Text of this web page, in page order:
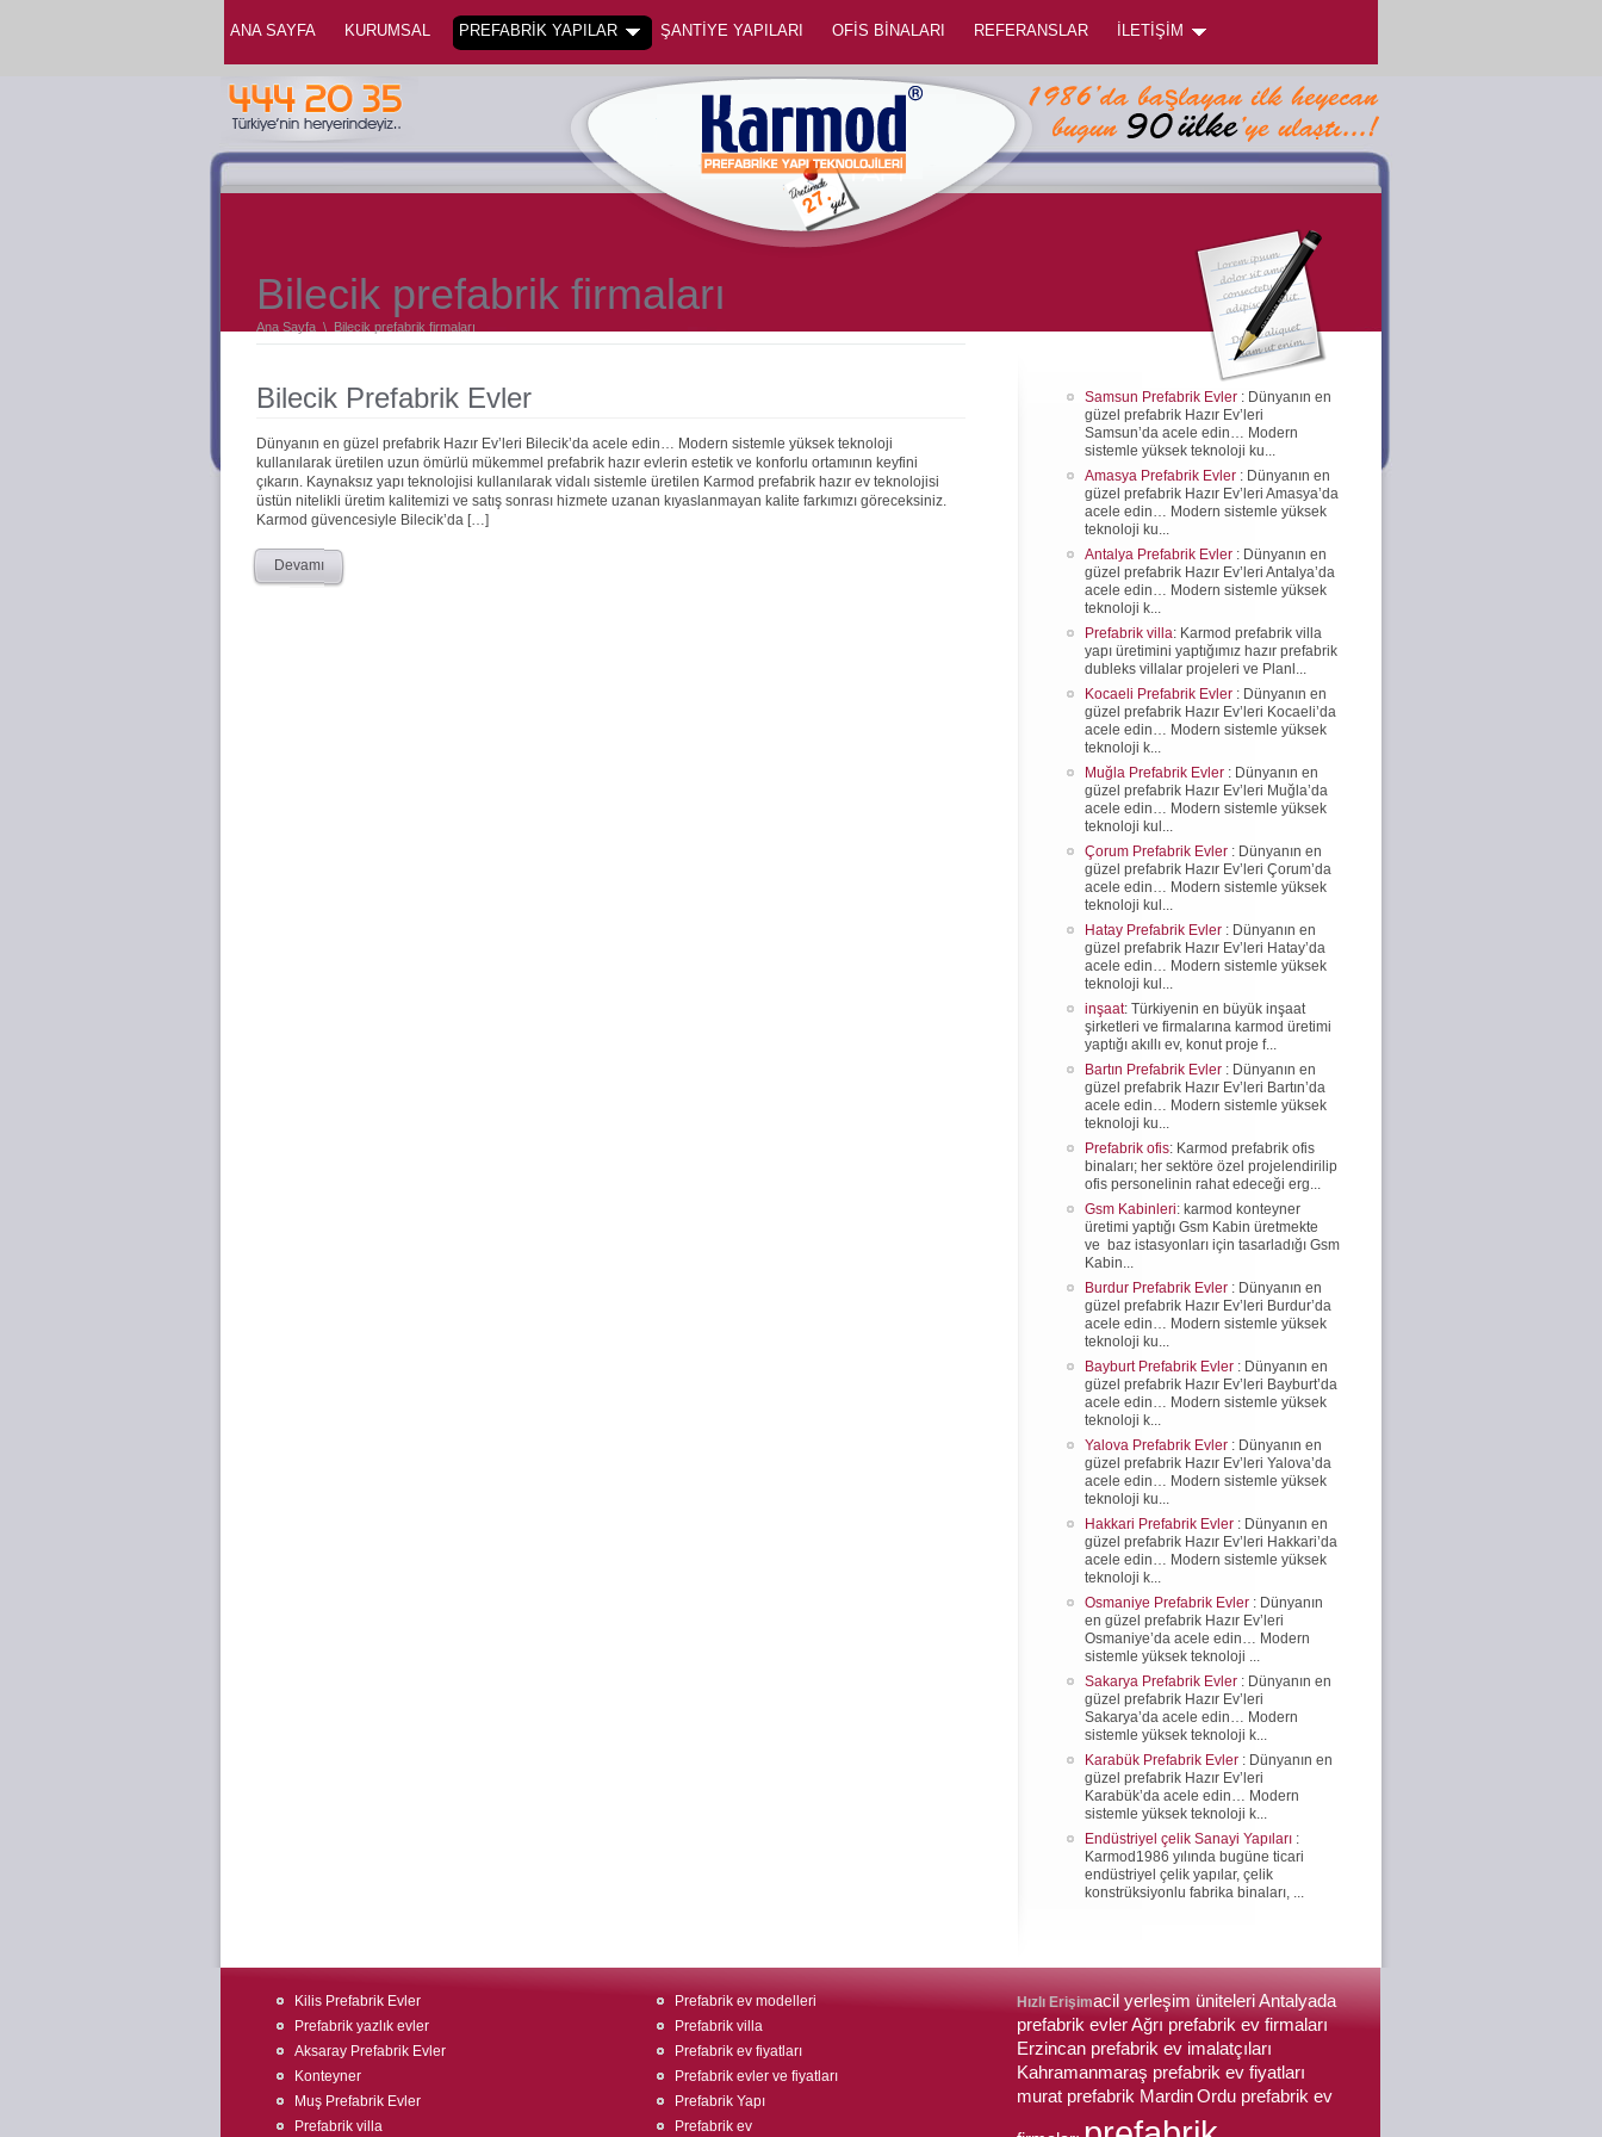
ANA SAYFA KURUMSAL PREFABRİK YAPILAR ŞANTİYE YAPILARI OFİS BİNALARI REFERANSLAR İLETİŞİM
Bilecik prefabrik firmaları
Ana Sayfa \ Bilecik prefabrik firmaları
Bilecik Prefabrik Evler
Dünyanın en güzel prefabrik Hazır Ev’leri Bilecik’da acele edin… Modern sistemle yüksek teknoloji
kullanılarak üretilen uzun ömürlü mükemmel prefabrik hazır evlerin estetik ve konforlu ortamının keyfini
çıkarın. Kaynaksız yapı teknolojisi kullanılarak vidalı sistemle üretilen Karmod prefabrik hazır ev teknolojisi
üstün nitelikli üretim kalitemizi ve satış sonrası hizmete uzanan kıyaslanmayan kalite farkımızı göreceksiniz.
Karmod güvencesiyle Bilecik’da […]
Devamı
Samsun Prefabrik Evler : Dünyanın en
güzel prefabrik Hazır Ev’leri
Samsun’da acele edin… Modern
sistemle yüksek teknoloji ku...
Amasya Prefabrik Evler : Dünyanın en
güzel prefabrik Hazır Ev’leri Amasya’da
acele edin… Modern sistemle yüksek
teknoloji ku...
Antalya Prefabrik Evler : Dünyanın en
güzel prefabrik Hazır Ev’leri Antalya’da
acele edin… Modern sistemle yüksek
teknoloji k...
Prefabrik villa: Karmod prefabrik villa
yapı üretimini yaptığımız hazır prefabrik
dubleks villalar projeleri ve Planl...
Kocaeli Prefabrik Evler : Dünyanın en
güzel prefabrik Hazır Ev’leri Kocaeli’da
acele edin… Modern sistemle yüksek
teknoloji k...
Muğla Prefabrik Evler : Dünyanın en
güzel prefabrik Hazır Ev’leri Muğla’da
acele edin… Modern sistemle yüksek
teknoloji kul...
Çorum Prefabrik Evler : Dünyanın en
güzel prefabrik Hazır Ev’leri Çorum’da
acele edin… Modern sistemle yüksek
teknoloji kul...
Hatay Prefabrik Evler : Dünyanın en
güzel prefabrik Hazır Ev’leri Hatay’da
acele edin… Modern sistemle yüksek
teknoloji kul...
inşaat: Türkiyenin en büyük inşaat
şirketleri ve firmalarına karmod üretimi
yaptığı akıllı ev, konut proje f...
Bartın Prefabrik Evler : Dünyanın en
güzel prefabrik Hazır Ev’leri Bartın’da
acele edin… Modern sistemle yüksek
teknoloji ku...
Prefabrik ofis: Karmod prefabrik ofis
binaları; her sektöre özel projelendirilip
ofis personelinin rahat edeceği erg...
Gsm Kabinleri: karmod konteyner
üretimi yaptığı Gsm Kabin üretmekte
ve baz istasyonları için tasarladığı Gsm
Kabin...
Burdur Prefabrik Evler : Dünyanın en
güzel prefabrik Hazır Ev’leri Burdur’da
acele edin… Modern sistemle yüksek
teknoloji ku...
Bayburt Prefabrik Evler : Dünyanın en
güzel prefabrik Hazır Ev’leri Bayburt’da
acele edin… Modern sistemle yüksek
teknoloji k...
Yalova Prefabrik Evler : Dünyanın en
güzel prefabrik Hazır Ev’leri Yalova’da
acele edin… Modern sistemle yüksek
teknoloji ku...
Hakkari Prefabrik Evler : Dünyanın en
güzel prefabrik Hazır Ev’leri Hakkari’da
acele edin… Modern sistemle yüksek
teknoloji k...
Osmaniye Prefabrik Evler : Dünyanın
en güzel prefabrik Hazır Ev’leri
Osmaniye’da acele edin… Modern
sistemle yüksek teknoloji ...
Sakarya Prefabrik Evler : Dünyanın en
güzel prefabrik Hazır Ev’leri
Sakarya’da acele edin… Modern
sistemle yüksek teknoloji k...
Karabük Prefabrik Evler : Dünyanın en
güzel prefabrik Hazır Ev’leri
Karabük’da acele edin… Modern
sistemle yüksek teknoloji k...
Endüstriyel çelik Sanayi Yapıları :
Karmod1986 yılında bugüne ticari
endüstriyel çelik yapılar, çelik
konstrüksiyonlu fabrika binaları, ...
Kilis Prefabrik Evler
Prefabrik yazlık evler
Aksaray Prefabrik Evler
Konteyner
Muş Prefabrik Evler
Prefabrik villa
Prefabrik ev modelleri
Prefabrik villa
Prefabrik ev fiyatları
Prefabrik evler ve fiyatları
Prefabrik Yapı
Prefabrik ev
Hızlı Erişimacil yerleşim üniteleriAntalyada
prefabrik evlerAğrı prefabrik ev firmaları
Erzincan prefabrik ev imalatçıları
Kahramanmaraş prefabrik ev fiyatları
murat prefabrik MardinOrdu prefabrik ev